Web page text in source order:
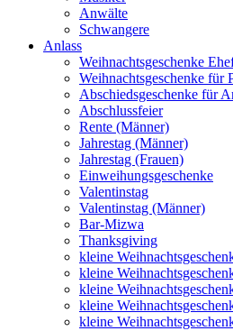
Anwälte
Schwangere
Anlass
Weihnachtsgeschenke
Weihnachtsgeschenke für
Abschiedsgeschenke für
Abschlussfeier
Rente (Männer)
Jahrestag (Männer)
Jahrestag (Frauen)
Einweihungsgeschenke
Valentinstag
Valentinstag (Männer)
Bar-Mizwa
Thanksgiving
kleine
kleine
kleine
kleine
kleine